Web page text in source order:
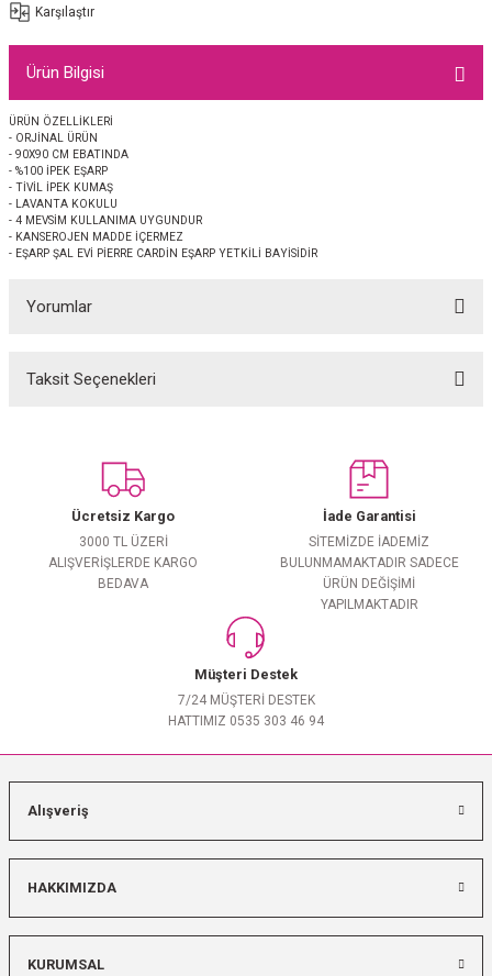
EŞARP 2025-2026 SONBAHAR KIŞ
EŞARP
JAKAR ŞAL
İpek Koton Şal
Karşılaştır
Ürün Bilgisi
ÜRÜN ÖZELLİKLERİ
- ORJİNAL ÜRÜN
- 90X90 CM EBATINDA
- %100 İPEK EŞARP
- TİVİL İPEK KUMAŞ
- LAVANTA KOKULU
- 4 MEVSİM KULLANIMA UYGUNDUR
- KANSEROJEN MADDE İÇERMEZ
- EŞARP ŞAL EVİ PİERRE CARDİN EŞARP YETKİLİ BAYİSİDİR
Yorumlar
Taksit Seçenekleri
Ücretsiz Kargo
3000 TL ÜZERİ
ALIŞVERİŞLERDE KARGO
BEDAVA
İade Garantisi
SİTEMİZDE İADEMİZ
BULUNMAMAKTADIR SADECE
ÜRÜN DEĞİŞİMİ
YAPILMAKTADIR
Müşteri Destek
7/24 MÜŞTERİ DESTEK
HATTIMIZ 0535 303 46 94
Alışveriş
HAKKIMIZDA
KURUMSAL